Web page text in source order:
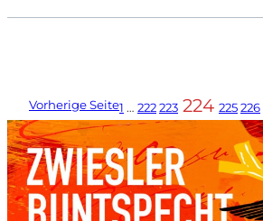
Vorherige Seite1 … 222223 224 225226